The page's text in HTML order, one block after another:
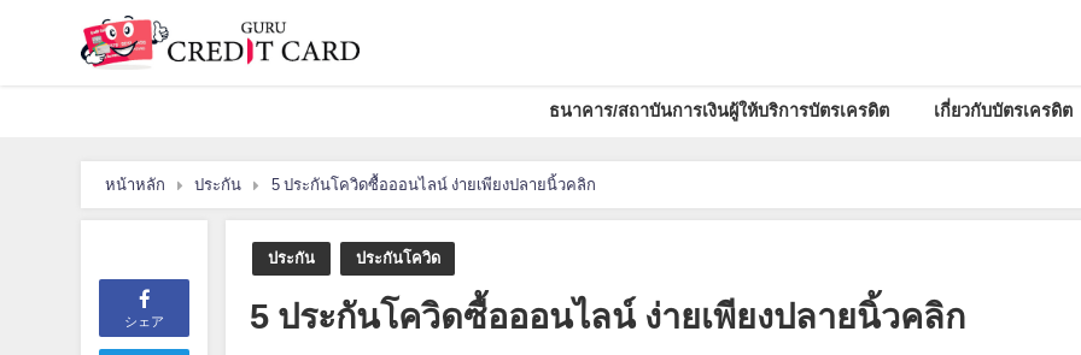
ธนาคาร/สถาบันการเงินผู้ให้บริการบัตรเครดิต เกี่ยวกับบัตรเครดิต
หน้าหลัก ประกัน 5 ประกันโควิดซื้อออนไลน์ ง่ายเพียงปลายนิ้วคลิก
シェア
ประกัน ประกันโควิด
5 ประกันโควิดซื้อออนไลน์ ง่ายเพียงปลายนิ้วคลิก